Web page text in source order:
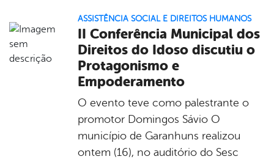
ASSISTÊNCIA SOCIAL E DIREITOS HUMANOS
II Conferência Municipal dos
Direitos do Idoso discutiu o
Protagonismo e
Empoderamento
O evento teve como palestrante o
promotor Domingos Sávio O
município de Garanhuns realizou
ontem (16), no auditório do Sesc